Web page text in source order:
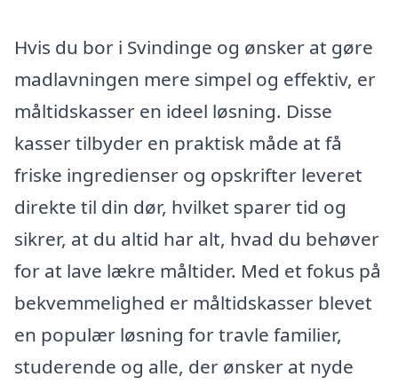
Hvis du bor i Svindinge og ønsker at gøre
madlavningen mere simpel og effektiv, er
måltidskasser en ideel løsning. Disse
kasser tilbyder en praktisk måde at få
friske ingredienser og opskrifter leveret
direkte til din dør, hvilket sparer tid og
sikrer, at du altid har alt, hvad du behøver
for at lave lækre måltider. Med et fokus på
bekvemmelighed er måltidskasser blevet
en populær løsning for travle familier,
studerende og alle, der ønsker at nyde